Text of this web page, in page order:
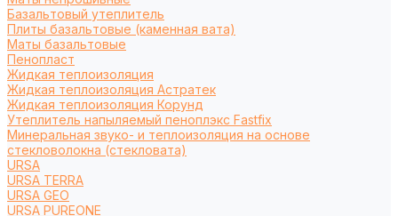
Базальтовый утеплитель
Плиты базальтовые (каменная вата)
Маты базальтовые
Пенопласт
Жидкая теплоизоляция
Жидкая теплоизоляция Астратек
Жидкая теплоизоляция Корунд
Утеплитель напыляемый пеноплэкс Fastfix
Минеральная звуко- и теплоизоляция на основе
стекловолокна (стекловата)
URSA
URSA TERRA
URSA GEO
URSA PUREONE